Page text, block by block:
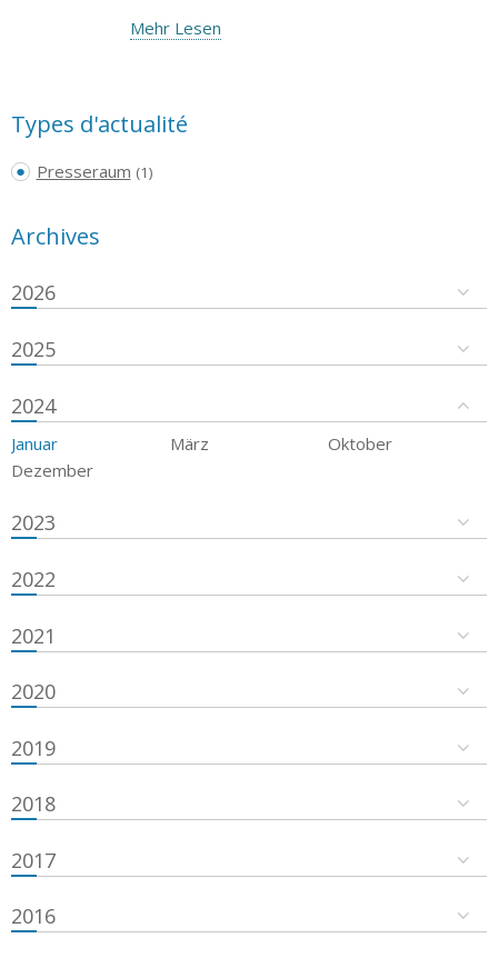
Mehr Lesen
Types d'actualité
Presseraum (1)
Archives
2026
2025
2024
Januar März
Oktober
Dezember
2023
2022
2021
2020
2019
2018
2017
2016